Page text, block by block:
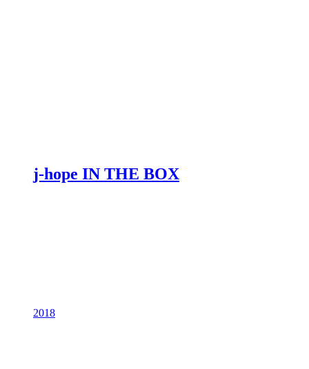
j-hope IN THE BOX
2018